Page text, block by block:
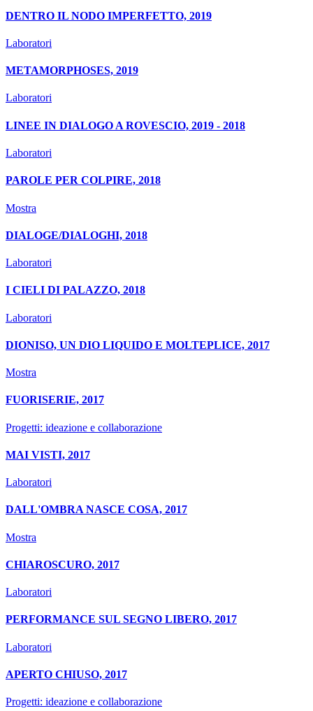
DENTRO IL NODO IMPERFETTO, 2019
Laboratori
METAMORPHOSES, 2019
Laboratori
LINEE IN DIALOGO A ROVESCIO, 2019 - 2018
Laboratori
PAROLE PER COLPIRE, 2018
Mostra
DIALOGE/DIALOGHI, 2018
Laboratori
I CIELI DI PALAZZO, 2018
Laboratori
DIONISO, UN DIO LIQUIDO E MOLTEPLICE, 2017
Mostra
FUORISERIE, 2017
Progetti: ideazione e collaborazione
MAI VISTI, 2017
Laboratori
DALL'OMBRA NASCE COSA, 2017
Mostra
CHIAROSCURO, 2017
Laboratori
PERFORMANCE SUL SEGNO LIBERO, 2017
Laboratori
APERTO CHIUSO, 2017
Progetti: ideazione e collaborazione